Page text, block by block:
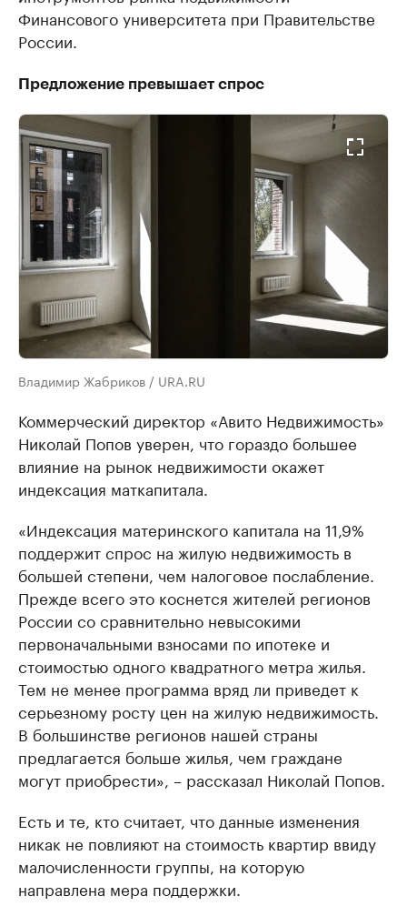
Финансового университета при Правительстве
России.
Предложение превышает спрос
Владимир Жабриков / URA.RU
Коммерческий директор «Авито Недвижимость»
Николай Попов уверен, что гораздо большее
влияние на рынок недвижимости окажет
индексация маткапитала.
«Индексация материнского капитала на 11,9%
поддержит спрос на жилую недвижимость в
большей степени, чем налоговое послабление.
Прежде всего это коснется жителей регионов
России со сравнительно невысокими
первоначальными взносами по ипотеке и
стоимостью одного квадратного метра жилья.
Тем не менее программа вряд ли приведет к
серьезному росту цен на жилую недвижимость.
В большинстве регионов нашей страны
предлагается больше жилья, чем граждане
могут приобрести», – рассказал Николай Попов.
Есть и те, кто считает, что данные изменения
никак не повлияют на стоимость квартир ввиду
малочисленности группы, на которую
направлена мера поддержки.